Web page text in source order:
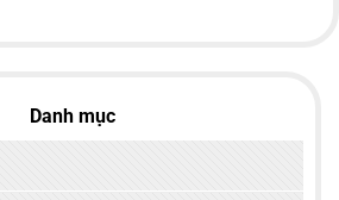
Danh mục